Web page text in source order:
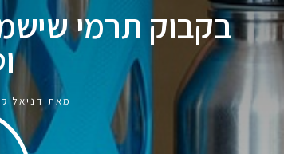
בקבוק תרמי
מאת דניאל